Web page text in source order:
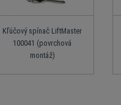
Kľúčový spínač LiftMaster
100041 (povrchová
montáž)